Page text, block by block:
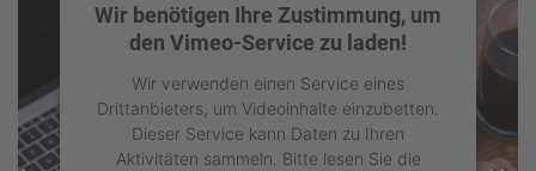
Wir benötigen Ihre Zustimmung, um
den Vimeo-Service zu laden!
Wir verwenden einen Service eines
Drittanbieters, um Videoinhalte einzubetten.
Dieser Service kann Daten zu Ihren
Aktivitäten sammeln. Bitte lesen Sie die